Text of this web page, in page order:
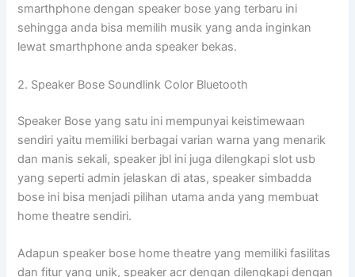
smarthphone dengan speaker bose yang terbaru ini
sehingga anda bisa memilih musik yang anda inginkan
lewat smarthphone anda speaker bekas.
2. Speaker Bose Soundlink Color Bluetooth
Speaker Bose yang satu ini mempunyai keistimewaan
sendiri yaitu memiliki berbagai varian warna yang menarik
dan manis sekali, speaker jbl ini juga dilengkapi slot usb
yang seperti admin jelaskan di atas, speaker simbadda
bose ini bisa menjadi pilihan utama anda yang membuat
home theatre sendiri.
Adapun speaker bose home theatre yang memiliki fasilitas
dan fitur yang unik, speaker acr dengan dilengkapi dengan